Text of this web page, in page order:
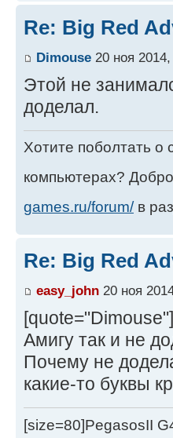
Re: Big Red
Dimouse 20 ноя
Этой не
доделал.
Хотите поболтать о
компьютерах?
games.ru/forum/в
Re: Big Red
easy_john 20 ноя
Амигу так и не
Почему не
какие-то буквы
[size=80]PegasosII